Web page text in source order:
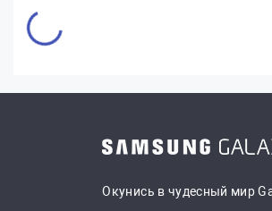
Окунись в чудесный мир